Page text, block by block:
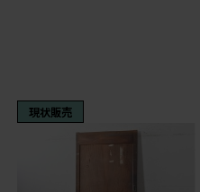
現状販売